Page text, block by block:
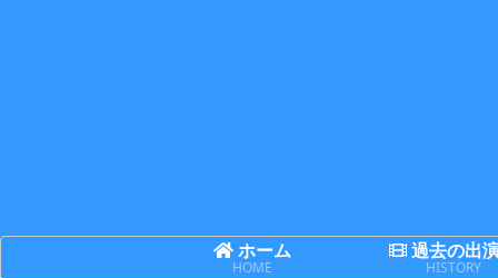
ホーム
HOME
過去の出
HISTORY